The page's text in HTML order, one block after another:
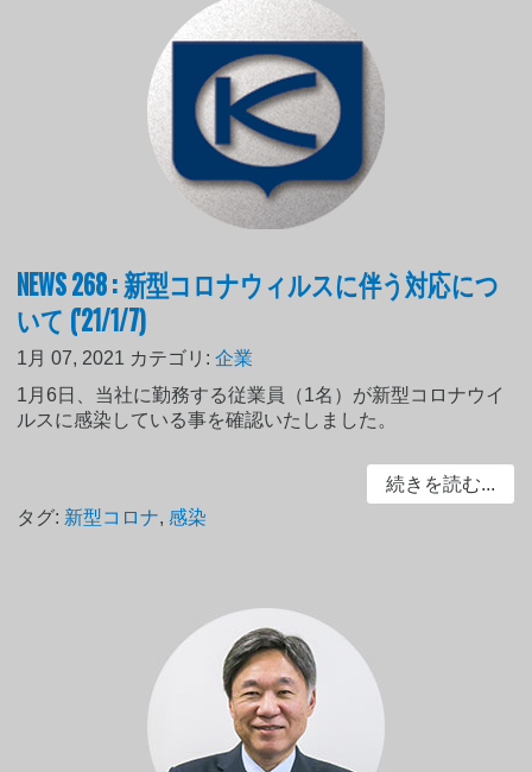
NEWS 268 : 新型コロナウィルスに伴う対応につ
いて ('21/1/7)
1月 07, 2021 カテゴリ:企業
1月6日、当社に勤務する従業員（1名）が新型コロナウイ
ルスに感染している事を確認いたしました。
続きを読む...
タグ: 新型コロナ,感染